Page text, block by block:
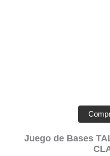
Juego de Bases